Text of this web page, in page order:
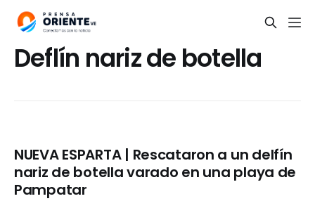
Deflín nariz de botella
NUEVA ESPARTA | Rescataron a un delfín
nariz de botella varado en una playa de
Pampatar